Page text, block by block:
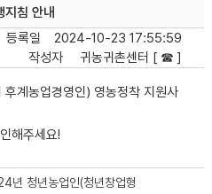
지침 안내
등록일
2024-10-23 17:55:59
작성자
귀농귀촌센터 [ ☎ ]
계농업경영인) 영농정착 지원사
해주세요!
년 청년농업인(청년창업형